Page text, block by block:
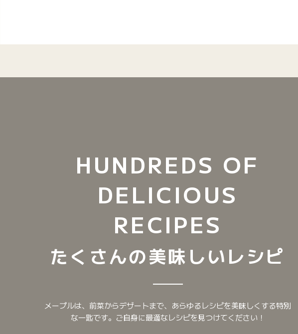
HUNDREDS OF
DELICIOUS
RECIPES
たくさんの美味しいレシピ
メープルは、前菜からデザートまで、あらゆるレシピを美味しくする特別
な一匙です。ご自身に最適なレシピを見つけてください！